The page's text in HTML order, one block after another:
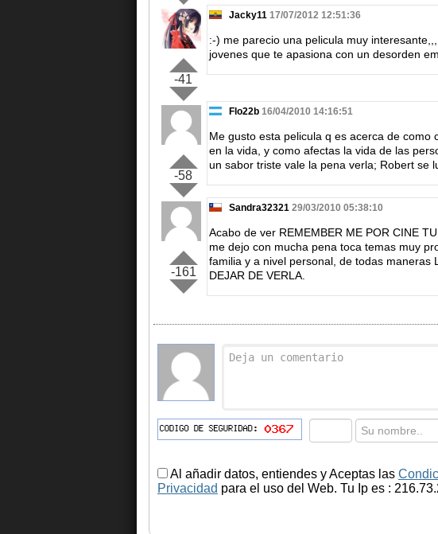
-41
Jacky11 17/07/2012 12:51:36
:-) me parecio una pelicula muy
jovenes que te apasiona con un desorden
-58
Flo22b 16/04/2010 14:16:51
Me gusto esta pelicula q es acerca de como
en la vida, y como afectas la vida de las
un sabor triste vale la pena verla; Robert se
-161
Sandra32321 29/03/2010 05:38:10
Acabo de ver REMEMBER ME POR CINE
me dejo con mucha pena toca temas muy
familia y a nivel personal, de todas maneras
DEJAR DE VERLA.
Al añadir datos, entiendes y Aceptas las
Privacidad para el uso del Web. Tu Ip es :